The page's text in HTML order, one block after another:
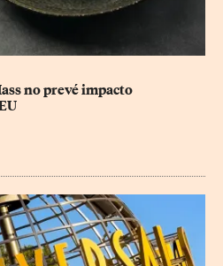
no prevé impacto